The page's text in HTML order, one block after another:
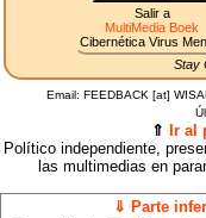
Salir a
MultiMedia Boek
Cibernética Virus
Stay
Email: FEEDBACK [at]
⇑ Ir al
Político independiente,
las multimedias en
⇓ Parte